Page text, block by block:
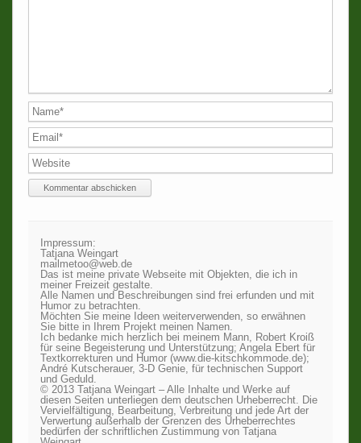
Impressum:
Tatjana Weingart
mailmetoo@web.de
Das ist meine private Webseite mit Objekten, die ich in
meiner Freizeit gestalte.
Alle Namen und Beschreibungen sind frei erfunden und mit
Humor zu betrachten.
Möchten Sie meine Ideen weiterverwenden, so erwähnen
Sie bitte in Ihrem Projekt meinen Namen.
Ich bedanke mich herzlich bei meinem Mann, Robert Kroiß
für seine Begeisterung und Unterstützung; Angela Ebert für
Textkorrekturen und Humor (www.die-kitschkommode.de);
André Kutscherauer, 3-D Genie, für technischen Support
und Geduld.
© 2013 Tatjana Weingart – Alle Inhalte und Werke auf
diesen Seiten unterliegen dem deutschen Urheberrecht. Die
Vervielfältigung, Bearbeitung, Verbreitung und jede Art der
Verwertung außerhalb der Grenzen des Urheberrechtes
bedürfen der schriftlichen Zustimmung von Tatjana